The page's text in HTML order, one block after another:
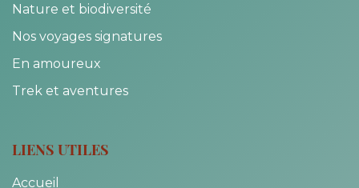
Nature et biodiversité
Nos voyages signatures
En amoureux
Trek et aventures
LIENS UTILES
Accueil